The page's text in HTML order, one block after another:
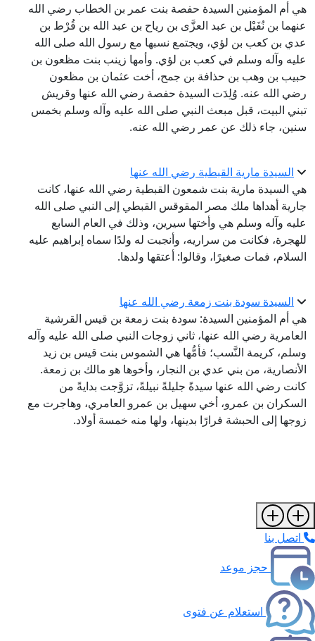
هي أم المؤمنين السيدة حفصة بنت عمر بن الخطاب رضي الله
عنهما بن نُفَيْل بن عبد العزَّى بن رياح بن عبد الله بن قُرْط بن
عدي بن كعب بن لؤي، ويجتمع نسبها مع رسول الله صلى الله
عليه وآله وسلم في كعب بن لؤي. وأمها زينب بنت مظعون بن
حبيب بن وهب بن حذافة بن جمح، أخت عثمان بن مظعون
رضي الله عنه. وُلِدَت السيدة حفصة رضي الله عنها وقريش
تبني البيت، قبل مبعث النبي صلى الله عليه وآله وسلم بخمس
سنين، جاء ذلك عن عمر رضي الله عنه.
السيدة مارية القبطية رضي الله عنها
هي السيدة مارية بنت شمعون القبطية رضي الله عنها، كانت
جارية أهداها ملك مصر المقوقس القبطي إلى النبي صلى الله
عليه وآله وسلم هي وأختها سيرين، وذلك في العام السابع
للهجرة، فكانت من سراريه، وأنجبت له ولدًا سماه إبراهيم عليه
السلام، فمات صغيرًا، وقالوا: أعتقها ولدها.
السيدة سودة بنت زمعة رضي الله عنها
هي أم المؤمنين السيدة: سودة بنت زمعة بن قيس القرشية
العامرية رضي الله عنها، ثاني زوجات النبي صلى الله عليه وآله
وسلم، كريمة النَّسب؛ فأمُّها هي الشموس بنت قيس بن زيد
الأنصارية، من بني عدي بن النجار، وأخوها هو مالك بن زمعة.
كانت رضي الله عنها سيدةً جليلةً نبيلةً، تزوَّجت بدايةً من
السكران بن عمرو، أخي سهيل بن عمرو العامري، وهاجرت مع
زوجها إلى الحبشة فرارًا بدينها، ولها منه خمسة أولاد.
اتصل بنا
حجز موعد
استعلام عن فتوى